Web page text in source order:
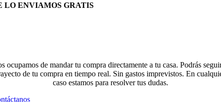
LO ENVIAMOS GRATIS
ocupamos de mandar tu compra directamente a tu casa. Podrás
de tu compra en tiempo real. Sin gastos imprevistos. En
caso estamos para resolver tus dudas.